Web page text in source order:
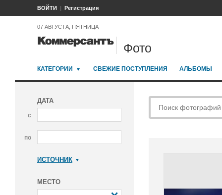
ВОЙТИ Регистрация
07 АВГУСТА, ПЯТНИЦА
Фото
КАТЕГОРИИ СВЕЖИЕ ПОСТУПЛЕНИЯ АЛЬБОМЫ
ДАТА
с
по
ИСТОЧНИК
МЕСТО